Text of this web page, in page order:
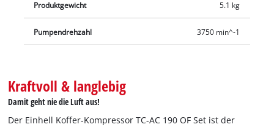
Produktgewicht 5.1 kg
Pumpendrehzahl 3750 min^-1
Kraftvoll & langlebig
Damit geht nie die Luft aus!
Der Einhell Koffer-Kompressor TC-AC 190 OF Set ist der